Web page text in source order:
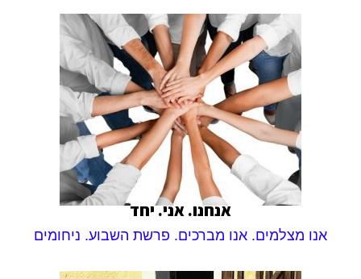
אנחנו. אני. יחד
אנו מצלמים. אנו מברכים. פרשת השבוע. ניחומים